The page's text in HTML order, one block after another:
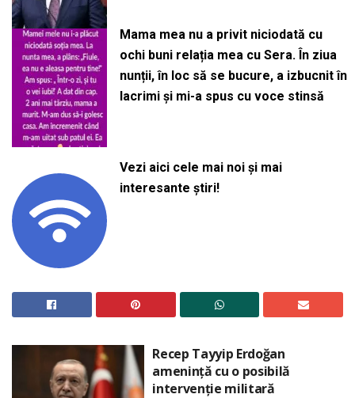
Mama mea nu a privit niciodată cu
ochi buni relația mea cu Sera. În ziua
nunții, în loc să se bucure, a izbucnit în
lacrimi și mi-a spus cu voce stinsă
Vezi aici cele mai noi și mai
interesante știri!
Recep Tayyip Erdoğan
amenință cu o posibilă
intervenție militară